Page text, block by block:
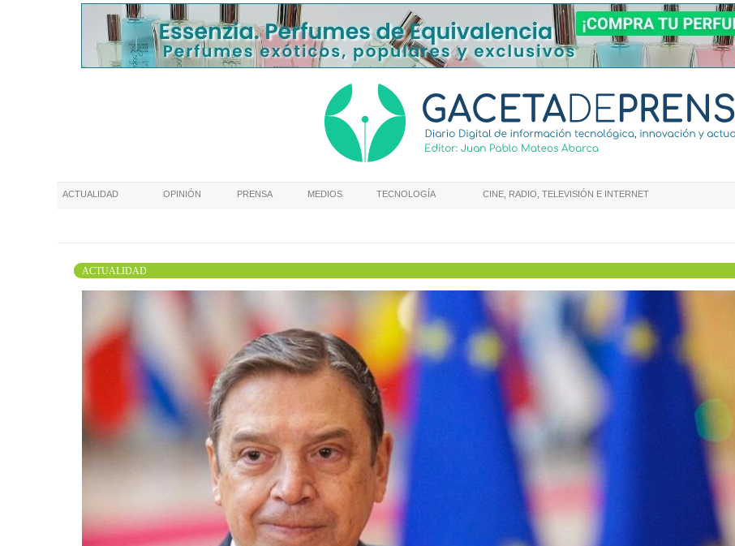
ACTUALIDAD OPINIÓN PRENSA MEDIOS TECNOLOGÍA CINE, RADIO, TELEVISIÓN E INTERNET
ACTUALIDAD